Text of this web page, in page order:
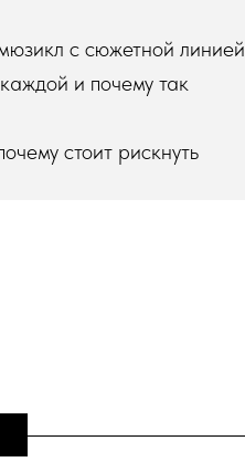
с сюжетной линией
и почему так
стоит рискнуть